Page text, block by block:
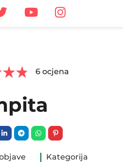
6 ocjena
Kategorija